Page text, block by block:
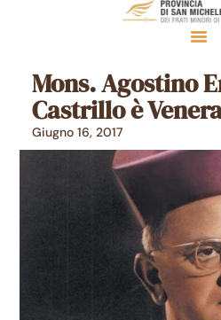
Mons. Agostino
Castrillo è
Giugno 16, 2017